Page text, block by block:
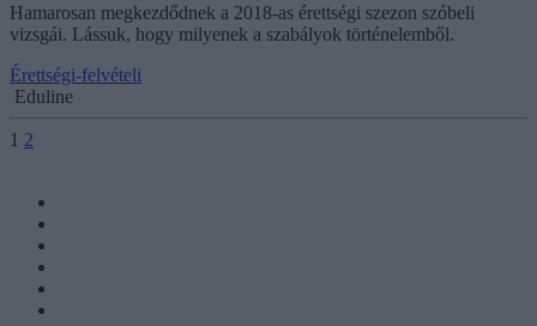
Hamarosan megkezdődnek a 2018-as érettségi szezon szóbeli
vizsgái. Lássuk, hogy milyenek a szabályok történelemből.
Érettségi-felvételi
Eduline
1 2